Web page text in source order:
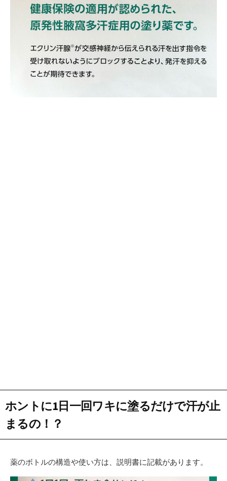
ホントに1日一回ワキに塗るだけで汗が止
まるの！？
薬のボトルの構造や使い方は、説明書に記載があります。